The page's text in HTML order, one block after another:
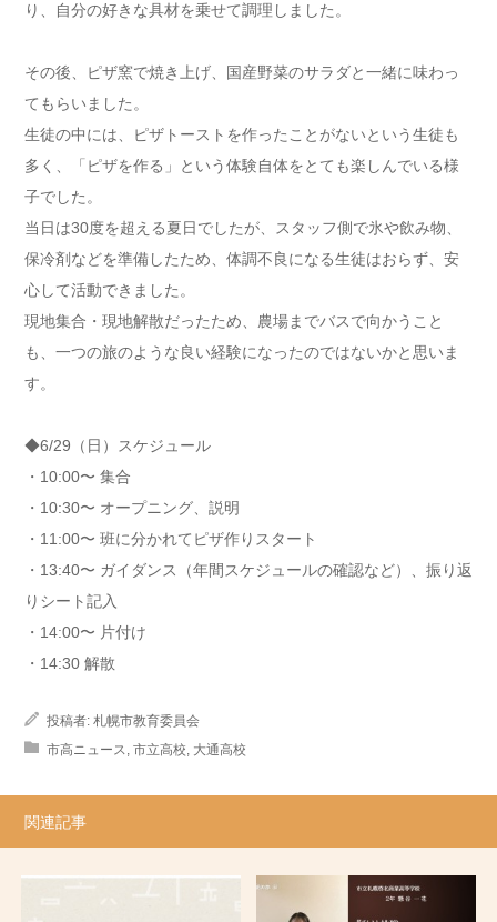
り、自分の好きな具材を乗せて調理しました。
その後、ピザ窯で焼き上げ、国産野菜のサラダと一緒に味わっ
てもらいました。
生徒の中には、ピザトーストを作ったことがないという生徒も
多く、「ピザを作る」という体験自体をとても楽しんでいる様
子でした。
当日は30度を超える夏日でしたが、スタッフ側で氷や飲み物、
保冷剤などを準備したため、体調不良になる生徒はおらず、安
心して活動できました。
現地集合・現地解散だったため、農場までバスで向かうこと
も、一つの旅のような良い経験になったのではないかと思いま
す。
◆6/29（日）スケジュール
・10:00〜 集合
・10:30〜 オープニング、説明
・11:00〜 班に分かれてピザ作りスタート
・13:40〜 ガイダンス（年間スケジュールの確認など）、振り返
りシート記入
・14:00〜 片付け
・14:30 解散
投稿者: 札幌市教育委員会
市高ニュース, 市立高校, 大通高校
関連記事